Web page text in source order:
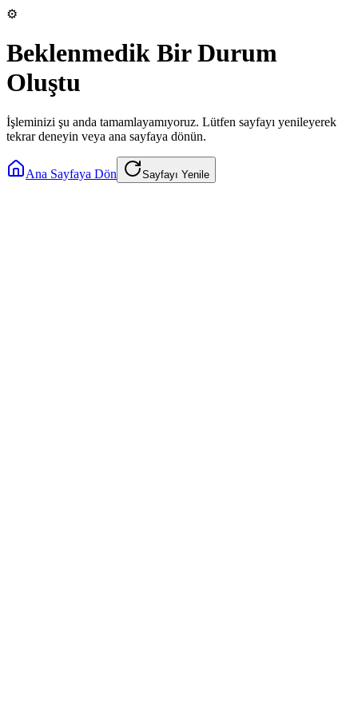
⚙️
Beklenmedik Bir Durum
Oluştu
İşleminizi şu anda tamamlayamıyoruz. Lütfen sayfayı yenileyerek
tekrar deneyin veya ana sayfaya dönün.
Ana Sayfaya Dön Sayfayı Yenile